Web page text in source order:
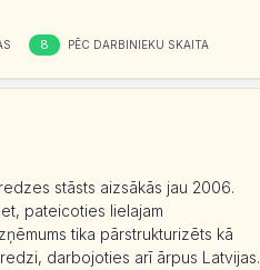
8 PĒC DARBINIEKU SKAITA
stāsts aizsākās jau 2006.
pateicoties lielajam
tika pārstrukturizēts kā
darbojoties arī ārpus Latvijas.